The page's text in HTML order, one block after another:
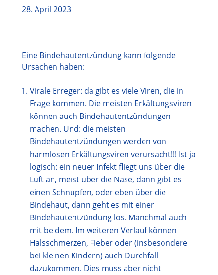
28. April 2023
Eine Bindehautentzündung kann folgende
Ursachen haben:
Virale Erreger: da gibt es viele Viren, die in
Frage kommen. Die meisten Erkältungsviren
können auch Bindehautentzündungen
machen. Und: die meisten
Bindehautentzündungen werden von
harmlosen Erkältungsviren verursacht!!! Ist ja
logisch: ein neuer Infekt fliegt uns über die
Luft an, meist über die Nase, dann gibt es
einen Schnupfen, oder eben über die
Bindehaut, dann geht es mit einer
Bindehautentzündung los. Manchmal auch
mit beidem. Im weiteren Verlauf können
Halsschmerzen, Fieber oder (insbesondere
bei kleinen Kindern) auch Durchfall
dazukommen. Dies muss aber nicht